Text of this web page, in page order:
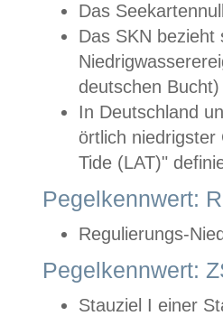
Das
Das SKN
deutschen
In Deutschland
örtlich
Tide (LAT)"
Pegelkennwert:
Regulierungs-
Pegelkennwert:
Stauziel I einer